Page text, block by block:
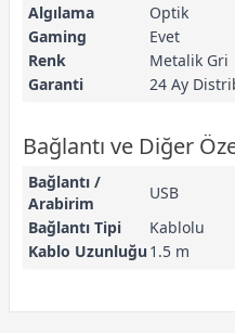
Algılama
Optik
Gaming
Evet
Renk
Metalik Gri
Garanti
24 Ay
Bağlantı ve Diğer
Bağlantı /
Arabirim
USB
Bağlantı Tipi
Kablolu
Kablo Uzunluğu 1.5 m